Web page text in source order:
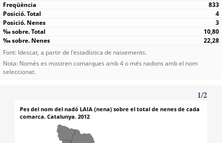
833
4
3
10,80
22,28
Font: Idescat, a partir de l'estadística de naixements.
Nota: Només es mostren comarques amb 4 o més nadons amb el nom
seleccionat.